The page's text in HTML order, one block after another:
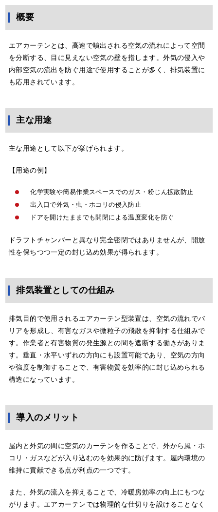
概要
エアカーテンとは、高速で噴出される空気の流れによって空間
を分断する、目に見えない空気の壁を指します。外気の侵入や
内部空気の流出を防ぐ用途で使用することが多く、排気装置に
も応用されています。
主な用途
主な用途として以下が挙げられます。
【用途の例】
化学実験や簡易作業スペースでのガス・粉じん拡散防止
出入口で外気・虫・ホコリの侵入防止
ドアを開けたままでも開閉による温度変化を防ぐ
ドラフトチャンバーと異なり完全密閉ではありませんが、開放
性を保ちつつ一定の封じ込め効果が得られます。
排気装置としての仕組み
排気目的で使用されるエアカーテン型装置は、空気の流れでバ
リアを形成し、有害なガスや微粒子の飛散を抑制する仕組みで
す。作業者と有害物質の発生源との間を遮断する働きがありま
す。垂直・水平いずれの方向にも設置可能であり、空気の方向
や強度を制御することで、有害物質を効率的に封じ込められる
構造になっています。
導入のメリット
屋内と外気の間に空気のカーテンを作ることで、外から風・ホ
コリ・ガスなどが入り込むのを効果的に防げます。屋内環境の
維持に貢献できる点が利点の一つです。
また、外気の流入を抑えることで、冷暖房効率の向上にもつな
がります。エアカーテンでは物理的な仕切りを設けることなく